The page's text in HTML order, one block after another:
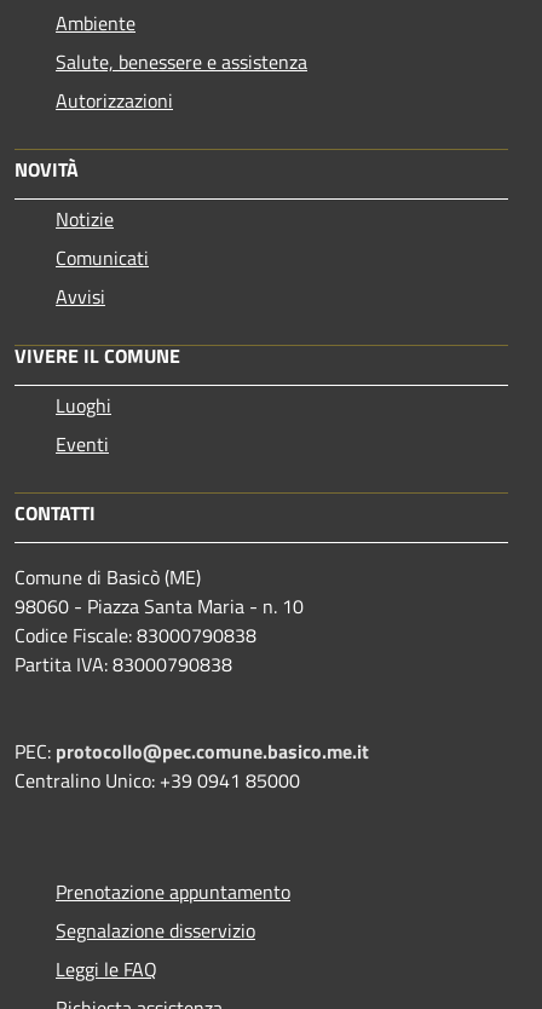
Ambiente
Salute, benessere e assistenza
Autorizzazioni
NOVITÀ
Notizie
Comunicati
Avvisi
VIVERE IL COMUNE
Luoghi
Eventi
CONTATTI
Comune di Basicò (ME)
98060 - Piazza Santa Maria - n. 10
Codice Fiscale: 83000790838
Partita IVA: 83000790838
PEC: protocollo@pec.comune.basico.me.it
Centralino Unico: +39 0941 85000
Prenotazione appuntamento
Segnalazione disservizio
Leggi le FAQ